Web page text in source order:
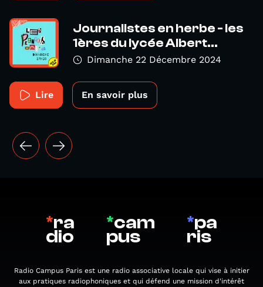
Journalistes en herbe - les
1ères du lycée Albert...
Dimanche 22 Décembre 2024
Lire En savoir plus
*ra
dio
*cam
pus
*pa
ris
Radio Campus Paris est une radio associative locale qui vise à initier
aux pratiques radiophoniques et qui défend une mission d'intérêt